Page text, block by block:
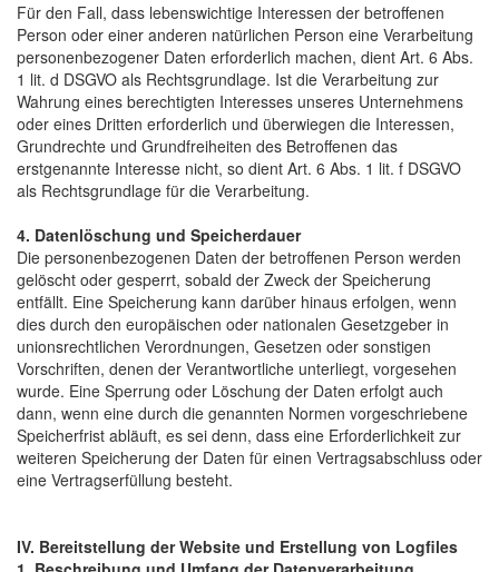
Für den Fall, dass lebenswichtige Interessen der betroffenen
Person oder einer anderen natürlichen Person eine Verarbeitung
personenbezogener Daten erforderlich machen, dient Art. 6 Abs.
1 lit. d DSGVO als Rechtsgrundlage. Ist die Verarbeitung zur
Wahrung eines berechtigten Interesses unseres Unternehmens
oder eines Dritten erforderlich und überwiegen die Interessen,
Grundrechte und Grundfreiheiten des Betroffenen das
erstgenannte Interesse nicht, so dient Art. 6 Abs. 1 lit. f DSGVO
als Rechtsgrundlage für die Verarbeitung.
4. Datenlöschung und Speicherdauer
Die personenbezogenen Daten der betroffenen Person werden
gelöscht oder gesperrt, sobald der Zweck der Speicherung
entfällt. Eine Speicherung kann darüber hinaus erfolgen, wenn
dies durch den europäischen oder nationalen Gesetzgeber in
unionsrechtlichen Verordnungen, Gesetzen oder sonstigen
Vorschriften, denen der Verantwortliche unterliegt, vorgesehen
wurde. Eine Sperrung oder Löschung der Daten erfolgt auch
dann, wenn eine durch die genannten Normen vorgeschriebene
Speicherfrist abläuft, es sei denn, dass eine Erforderlichkeit zur
weiteren Speicherung der Daten für einen Vertragsabschluss oder
eine Vertragserfüllung besteht.
IV. Bereitstellung der Website und Erstellung von Logfiles